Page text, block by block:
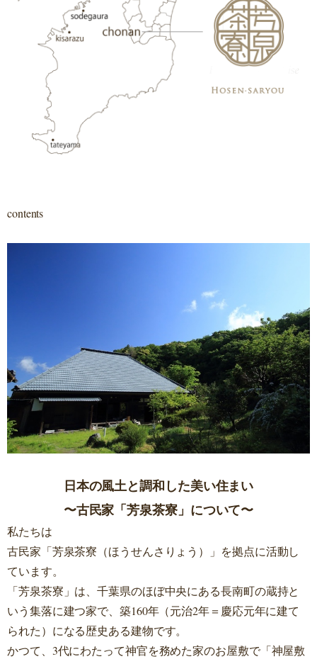
contents
日本の風土と調和した美い住まい
〜古民家「芳泉茶寮」について〜
私たちは
古民家「芳泉茶寮（ほうせんさりょう）」を拠点に活動し
ています。
「芳泉茶寮」は、千葉県のほぼ中央にある長南町の蔵持と
いう集落に建つ家で、築160年（元治2年＝慶応元年に建て
られた）になる歴史ある建物です。
かつて、3代にわたって神官を務めた家のお屋敷で「神屋敷